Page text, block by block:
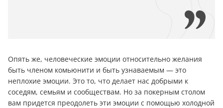
Опять же, человеческие эмоции относительно желания
быть членом комьюнити и быть узнаваемым — это
неплохие эмоции. Это то, что делает нас добрыми к
соседям, семьям и сообществам. Но за покерным столом
вам придется преодолеть эти эмоции с помощью холодной